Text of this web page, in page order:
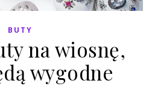
BUTY
na wiosnę,
wygodne